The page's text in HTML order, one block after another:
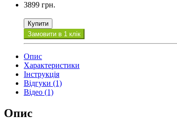
3899 грн.
Купити
Замовити в 1 клік
Опис
Характеристики
Інструкція
Відгуки (1)
Відео (1)
Опис